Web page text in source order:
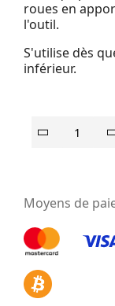
roues en
l'outil.
S'utilise dès
inférieur.
Moyens de